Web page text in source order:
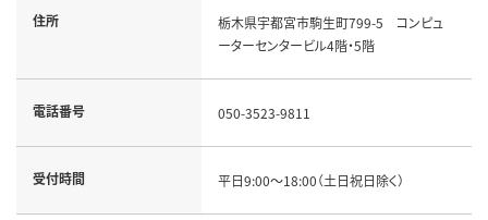
住所
栃木県宇都宮市駒生町799-5 コンピュ
ーターセンタービル4階・5階
電話番号 050-3523-9811
受付時間 平日9:00～18:00（土日祝日除く）